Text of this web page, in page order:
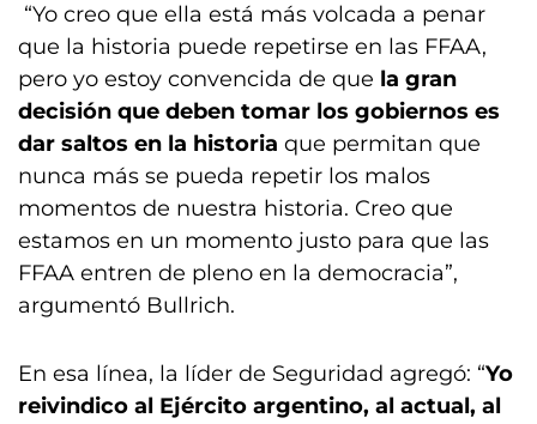
“Yo creo que ella está más volcada a penar
que la historia puede repetirse en las FFAA,
pero yo estoy convencida de que la gran
decisión que deben tomar los gobiernos es
dar saltos en la historia que permitan que
nunca más se pueda repetir los malos
momentos de nuestra historia. Creo que
estamos en un momento justo para que las
FFAA entren de pleno en la democracia”,
argumentó Bullrich.
En esa línea, la líder de Seguridad agregó: “Yo
reivindico al Ejército argentino, al actual, al